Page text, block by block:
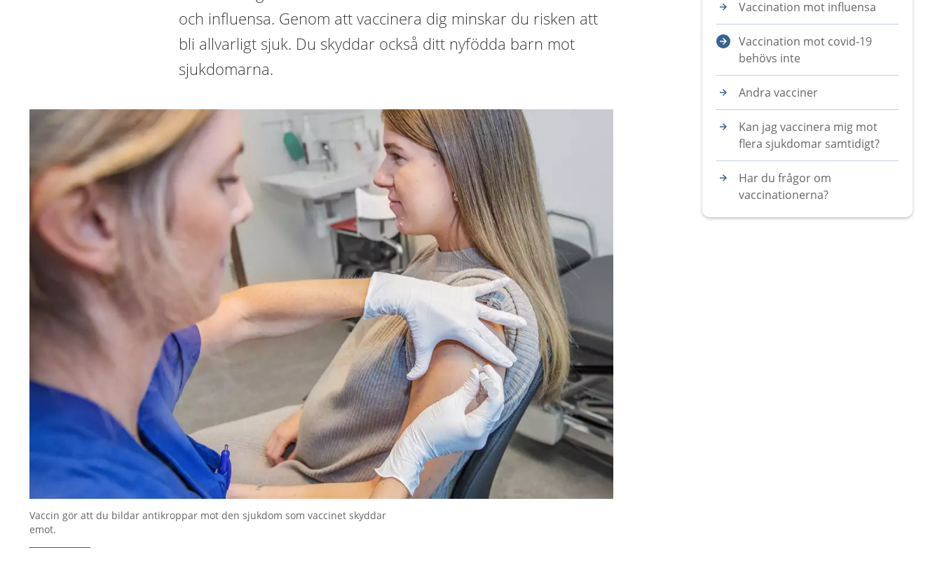
och influensa. Genom att vaccinera dig minskar du risken att
bli allvarligt sjuk. Du skyddar också ditt nyfödda barn mot
sjukdomarna.
Vaccin gör att du bildar antikroppar mot den sjukdom som vaccinet skyddar
emot.
Vaccination mot influensa
Vaccination mot covid-19
behövs inte
Andra vacciner
Kan jag vaccinera mig mot
flera sjukdomar samtidigt?
Har du frågor om
vaccinationerna?